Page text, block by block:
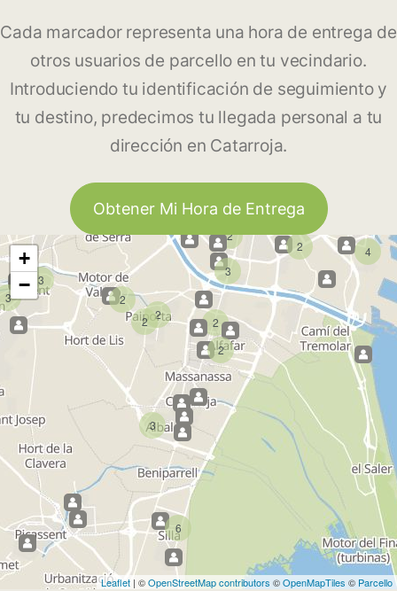
Cada marcador representa una hora de entrega de
otros usuarios de parcello en tu vecindario.
Introduciendo tu identificación de seguimiento y
tu destino, predecimos tu llegada personal a tu
dirección en Catarroja.
Obtener Mi Hora de Entrega
3
3
2 4
2
2 2
2
2
2
3
3
6
+
−
Leaflet | ©OpenStreetMap contributors ©OpenMapTiles © Parcello